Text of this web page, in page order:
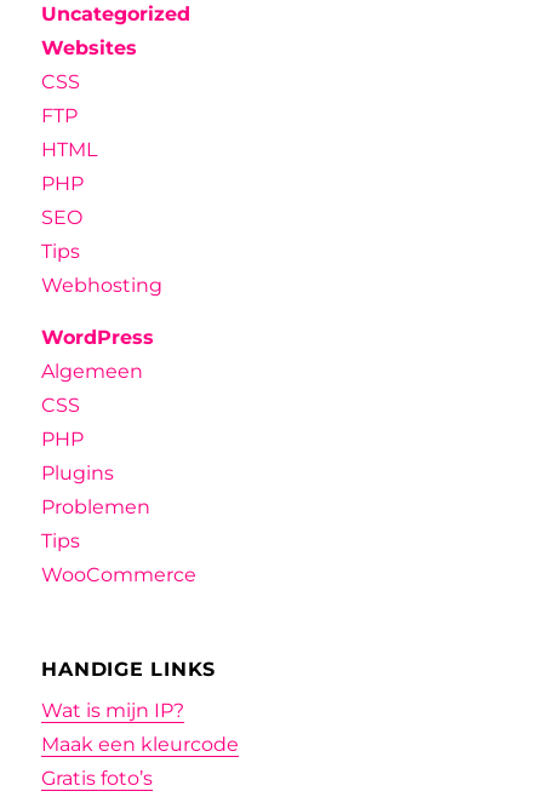
Uncategorized
Websites
CSS
FTP
HTML
PHP
SEO
Tips
Webhosting
WordPress
Algemeen
CSS
PHP
Plugins
Problemen
Tips
WooCommerce
HANDIGE LINKS
Wat is mijn IP?
Maak een kleurcode
Gratis foto’s